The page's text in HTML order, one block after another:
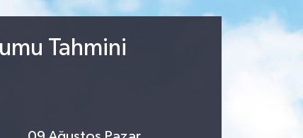
Tahmini